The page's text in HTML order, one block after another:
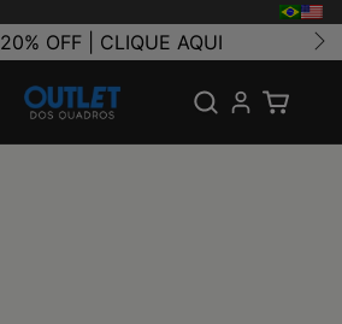
OFF | CLIQUE AQUI